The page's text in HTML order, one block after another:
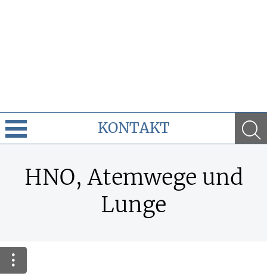
KONTAKT
Krankheiten & Therapie
HNO, Atemwege und
Lunge